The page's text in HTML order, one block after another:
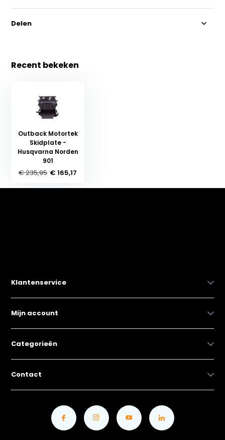
Delen
Recent bekeken
Outback Motortek
Skidplate -
Husqvarna Norden
901
€ 235,95 € 165,17
Klantenservice
Mijn account
Categorieën
Contact